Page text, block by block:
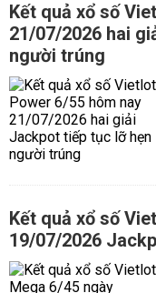
Kết quả xổ số
21/07/2026 hai
người trúng
Kết quả xổ số
19/07/2026